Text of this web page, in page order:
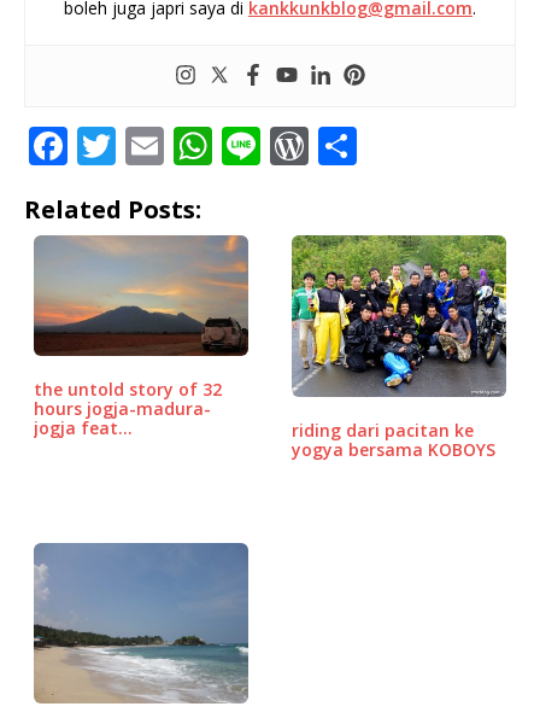
boleh juga japri saya di kankkunkblog@gmail.com.
F
c
e
b
o
o
k
T
it
te
r
E
ai
W
at
s
A
p
p
Li W
r
d
P
r
e
ss
ar
e
Related Posts:
the untold story of 32
hours jogja-madura-
jogja feat…
riding dari pacitan ke
yogya bersama KOBOYS